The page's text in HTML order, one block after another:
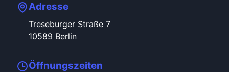
Adresse
Treseburger Straße 7
10589 Berlin
Öffnungszeiten